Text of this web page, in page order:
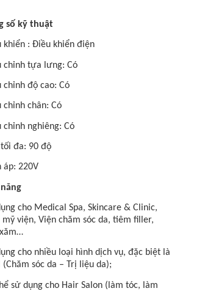
số kỹ thuật
khiển : Điều khiển điện
chỉnh tựa lưng: Có
chỉnh độ cao: Có
chỉnh chân: Có
chỉnh nghiêng: Có
đa: 90 độ
áp: 220V
cho Medical Spa, Skincare & Clinic,
mỹ viện, Viện chăm sóc da, tiêm filler,
cho nhiều loại hình dịch vụ, đặc biệt là
(Chăm sóc da – Trị liệu da);
sử dụng cho Hair Salon (làm tóc, làm